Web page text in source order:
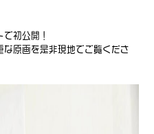
初公開！
な原画を是非現地でご覧くださ